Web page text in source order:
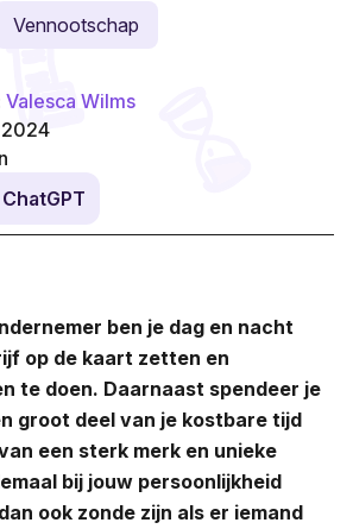
Vennootschap
Valesca Wilms
2024
ben je dag en nacht
op de kaart zetten en
te doen. Daarnaast spendeer je
groot deel van je kostbare tijd
een sterk merk en unieke
bij jouw persoonlijkheid
ook zonde zijn als er iemand